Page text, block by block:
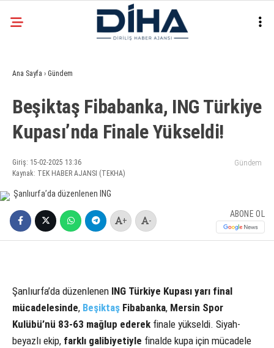
20.1°
ANKARA
EKONOMI
SIYASET
SPOR
TEKNOLOJI
Ana Sayfa › Gündem
Beşiktaş Fibabanka, ING Türkiye
Kupası’nda Finale Yükseldi!
Giriş: 15-02-2025 13:36
Kaynak: TEK HABER AJANSI (TEKHA)
Gündem
+ -
ABONE OL
Şanlıurfa’da düzenlenen ING Türkiye Kupası yarı final
mücadelesinde, Beşiktaş Fibabanka, Mersin Spor
Kulübü’nü 83-63 mağlup ederek finale yükseldi. Siyah-
beyazlı ekip, farklı galibiyetiyle finalde kupa için mücadele